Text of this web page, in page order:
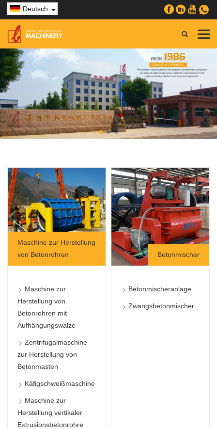
Deutsch
Maschine zur Herstellung
von Betonrohren
Maschine zur
Herstellung von
Betonrohren mit
Aufhängungswalze
Zentrifugalmaschine
zur Herstellung von
Betonmasten
Käfigschweißmaschine
Maschine zur
Herstellung vertikaler
Extrusionsbetonrohre
Betonmischer
Betonmischeranlage
Zwangsbetonmischer